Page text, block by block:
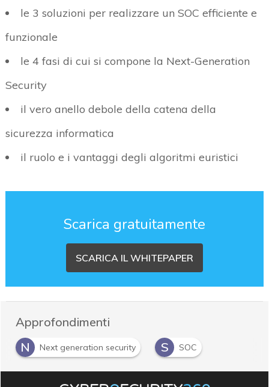
le 3 soluzioni per realizzare un SOC efficiente e
funzionale
le 4 fasi di cui si compone la Next-Generation
Security
il vero anello debole della catena della
sicurezza informatica
il ruolo e i vantaggi degli algoritmi euristici
Scarica gratuitamente
SCARICA IL WHITEPAPER
Approfondimenti
N
Next generation security S SOC